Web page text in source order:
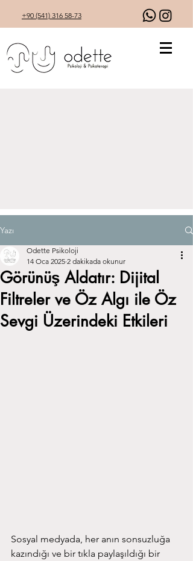
+90 (541) 316 58-73
Yazı
Görünüş Aldatır: Dijital
Filtreler ve Öz Algı ile Öz
Sevgi Üzerindeki Etkileri
Odette Psikoloji
14 Oca 2025 2 dakikada okunur
Sosyal medyada, her anın sonsuzluğa
kazındığı ve bir tıkla paylaşıldığı bir